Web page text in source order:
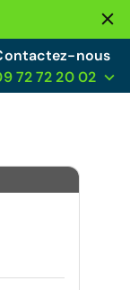
nous
72 72 20 02